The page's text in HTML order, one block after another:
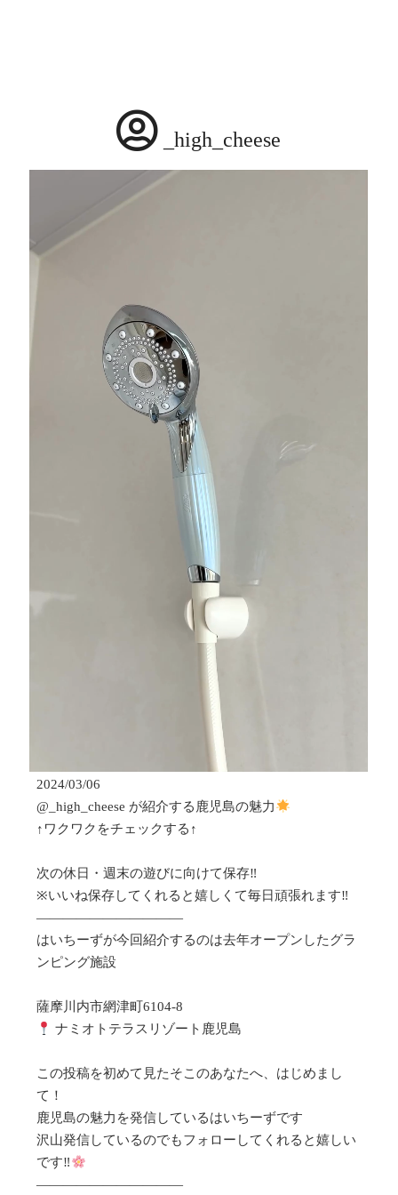
_high_cheese
@_high_cheese が紹介する鹿児島の魅力
↑ワクワクをチェックする↑
次の休日・週末の遊びに向けて保存‼︎
※いいね保存してくれると嬉しくて毎日頑張れます‼︎
———————————
はいちーずが今回紹介するのは去年オープンしたグラ
ンピング施設
ナミオトテラスリゾート鹿児島
この投稿を初めて見たそこのあなたへ、はじめまし
て！
鹿児島の魅力を発信しているはいちーずです
沢山発信しているのでもフォローしてくれると嬉しい
です‼︎
———————————